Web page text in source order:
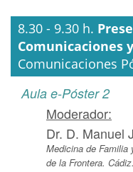
8.30 - 9.30 h.
Comunicaciones
Comunicaciones
Aula e-Póster 2
Moderador:
Dr. D. Manuel
Medicina de Familia
de la Frontera. Cádiz.